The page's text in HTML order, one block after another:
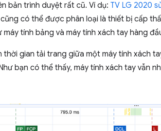
bản trình duyệt rất cũ. Ví dụ: TV LG 2020
có thể được phân loại là thiết bị cấp
tính bảng và máy tính xách tay hàng
thời gian tải trang giữa một máy tính xách
bạn có thể thấy, máy tính xách tay vẫn